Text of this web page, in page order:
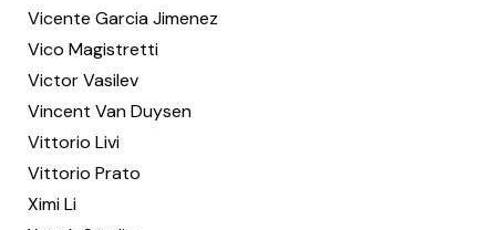
Vicente Garcia Jimenez
Vico Magistretti
Victor Vasilev
Vincent Van Duysen
Vittorio Livi
Vittorio Prato
Ximi Li